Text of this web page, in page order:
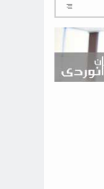
استخدام در صنعت هوانوردی کانادا با آموزش رایگان و حقوق ۱۲۷ هزار